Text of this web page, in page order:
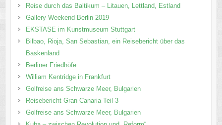
Reise durch das Baltikum – Litauen, Lettland, Estland
Gallery Weekend Berlin 2019
EKSTASE im Kunstmuseum Stuttgart
Bilbao, Rioja, San Sebastian, ein Reisebericht über das
Baskenland
Berliner Friedhöfe
William Kentridge in Frankfurt
Golfreise ans Schwarze Meer, Bulgarien
Reisebericht Gran Canaria Teil 3
Golfreise ans Schwarze Meer, Bulgarien